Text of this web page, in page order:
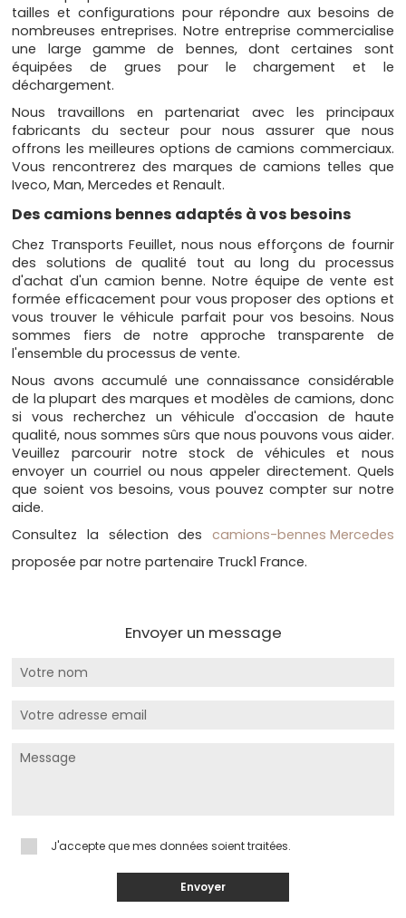
tailles et configurations pour répondre aux besoins de
nombreuses entreprises. Notre entreprise commercialise
une large gamme de bennes, dont certaines sont
équipées de grues pour le chargement et le
déchargement.
Nous travaillons en partenariat avec les principaux
fabricants du secteur pour nous assurer que nous
offrons les meilleures options de camions commerciaux.
Vous rencontrerez des marques de camions telles que
Iveco, Man, Mercedes et Renault.
Des camions bennes adaptés à vos besoins
Chez Transports Feuillet, nous nous efforçons de fournir
des solutions de qualité tout au long du processus
d'achat d'un camion benne. Notre équipe de vente est
formée efficacement pour vous proposer des options et
vous trouver le véhicule parfait pour vos besoins. Nous
sommes fiers de notre approche transparente de
l'ensemble du processus de vente.
Nous avons accumulé une connaissance considérable
de la plupart des marques et modèles de camions, donc
si vous recherchez un véhicule d'occasion de haute
qualité, nous sommes sûrs que nous pouvons vous aider.
Veuillez parcourir notre stock de véhicules et nous
envoyer un courriel ou nous appeler directement. Quels
que soient vos besoins, vous pouvez compter sur notre
aide.
Consultez la sélection des camions-bennes Mercedes
proposée par notre partenaire Truck1 France.
Envoyer un message
J'accepte que mes données soient traitées.
Envoyer